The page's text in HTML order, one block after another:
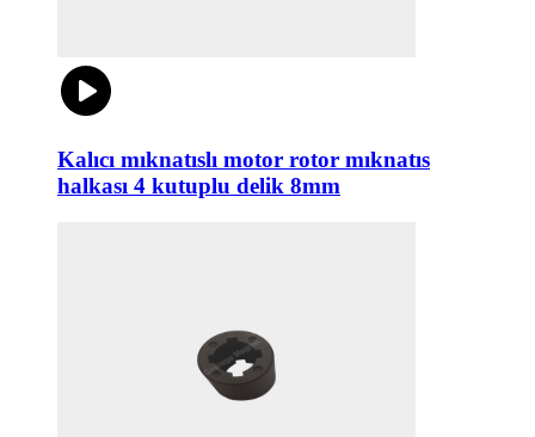
Kalıcı mıknatıslı motor rotor mıknatıs
halkası 4 kutuplu delik 8mm